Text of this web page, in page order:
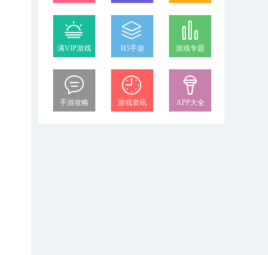
满VIP游戏 H5手游 游戏专题
手游攻略 游戏资讯 APP大全